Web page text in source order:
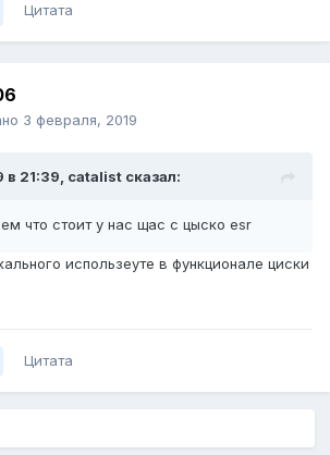
Цитата
3 февраля, 2019
в 21:39, catalist сказал:
что стоит у нас щас с цыско esr
использеуте в функционале циски
Цитата